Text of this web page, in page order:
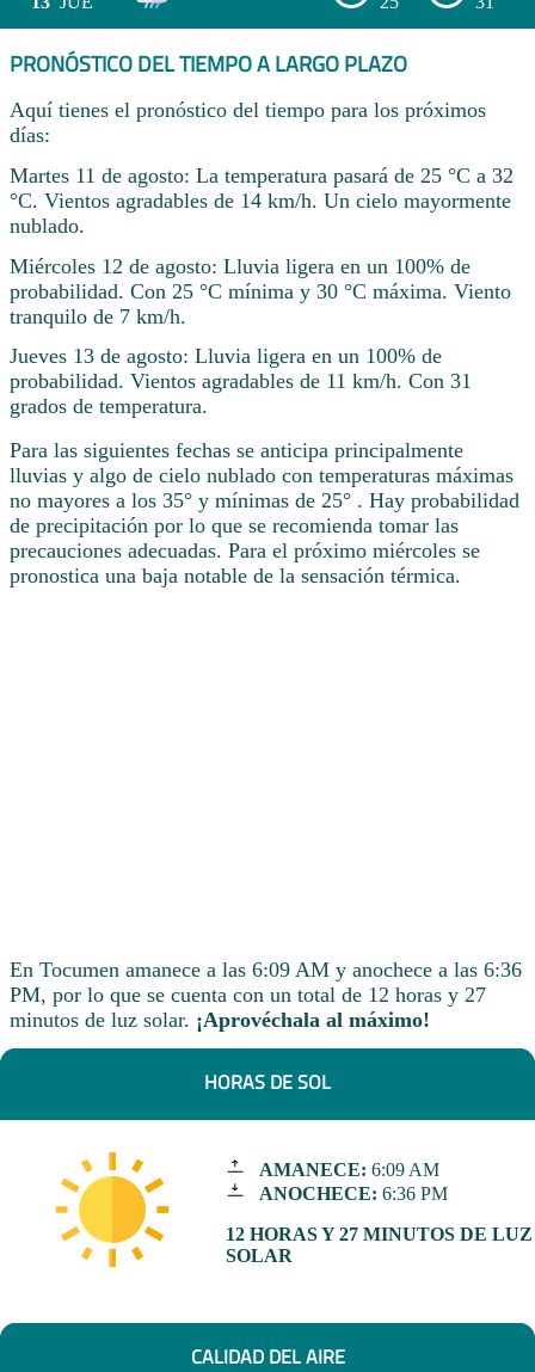
PRONÓSTICO DEL TIEMPO A LARGO PLAZO
Aquí tienes el pronóstico del tiempo para los próximos
días:
Martes 11 de agosto: La temperatura pasará de 25 °C a 32
°C. Vientos agradables de 14 km/h. Un cielo mayormente
nublado.
Miércoles 12 de agosto: Lluvia ligera en un 100% de
probabilidad. Con 25 °C mínima y 30 °C máxima. Viento
tranquilo de 7 km/h.
Jueves 13 de agosto: Lluvia ligera en un 100% de
probabilidad. Vientos agradables de 11 km/h. Con 31
grados de temperatura.
Para las siguientes fechas se anticipa principalmente
lluvias y algo de cielo nublado con temperaturas máximas
no mayores a los 35° y mínimas de 25° . Hay probabilidad
de precipitación por lo que se recomienda tomar las
precauciones adecuadas. Para el próximo miércoles se
pronostica una baja notable de la sensación térmica.
En Tocumen amanece a las 6:09 AM y anochece a las 6:36
PM, por lo que se cuenta con un total de 12 horas y 27
minutos de luz solar. ¡Aprovéchala al máximo!
HORAS DE SOL
AMANECE: 6:09 AM
ANOCHECE: 6:36 PM
12 HORAS Y 27 MINUTOS DE LUZ
SOLAR
CALIDAD DEL AIRE